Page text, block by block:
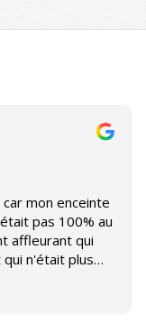
mon enceinte
pas 100% au
affleurant qui
n'était plus